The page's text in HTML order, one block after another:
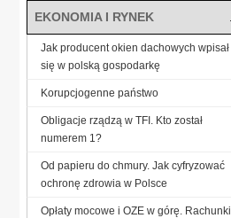
EKONOMIA I RYNEK
Jak producent okien dachowych wpisał
się w polską gospodarkę
Korupcjogenne państwo
Obligacje rządzą w TFI. Kto został
numerem 1?
Od papieru do chmury. Jak cyfryzować
ochronę zdrowia w Polsce
Opłaty mocowe i OZE w górę. Rachunki